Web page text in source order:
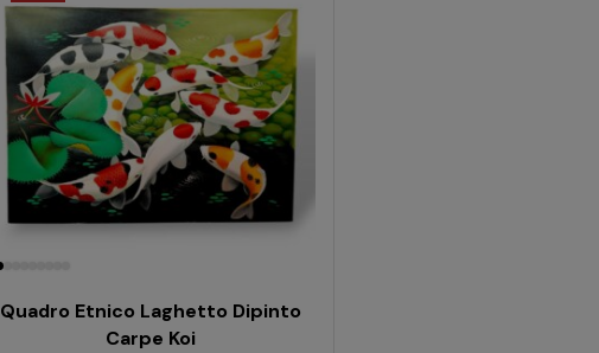
Quadro Etnico Laghetto Dipinto
Carpe Koi